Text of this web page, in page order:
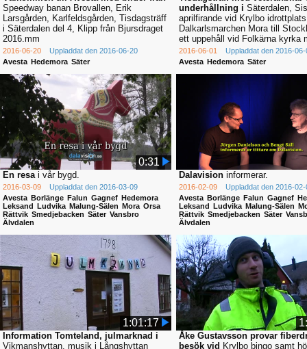
Speedway banan Brovallen, Erik
Larsgården, Karlfeldsgården, Tisdagsträff
i Säterdalen del 4, Klipp från Bjursdraget
2016.mm
2016-06-20
Uppladdat den 2016-06-20
Avesta Hedemora Säter
underhållning i Säterdalen,
aprilfirande vid Krylbo
Dalkarlsmarchen Mora till
ett uppehåll vid Folkärna kyrka
2016-06-01
Uppladdat den 2016-06-
Avesta Hedemora Säter
0:31
En resai vår bygd.
2016-03-09
Uppladdat den 2016-03-09
Avesta Borlänge Falun Gagnef Hedemora
Leksand Ludvika Malung-Sälen Mora Orsa
Rättvik Smedjebacken Säter Vansbro
Älvdalen
Dalavision informerar.
2016-02-09
Uppladdat den 2016-02-
Avesta Borlänge Falun Gagnef
Leksand Ludvika Malung-Sälen
Rättvik Smedjebacken Säter
Älvdalen
1:01:17
Information Tomteland, julmarknad i
Vikmanshyttan, musik i Långshyttan
Åke Gustavsson provar
besök vid Krylbo bingo samt